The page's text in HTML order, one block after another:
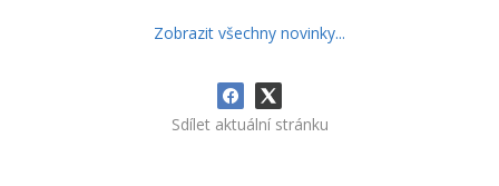
Zobrazit všechny novinky...
Sdílet aktuální stránku